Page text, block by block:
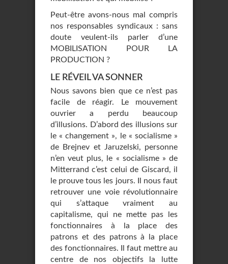
Peut-être avons-nous mal compris
nos responsables syndicaux : sans
doute veulent-ils parler d’une
MOBILISATION POUR LA
PRODUCTION ?
LE RÉVEIL VA SONNER
Nous savons bien que ce n’est pas
facile de réagir. Le mouvement
ouvrier a perdu beaucoup
d’illusions. D’abord des illusions sur
le « changement », le « socialisme »
de Brejnev et Jaruzelski, personne
n’en veut plus, le « socialisme » de
Mitterrand c’est celui de Giscard, il
le prouve tous les jours. Il nous faut
retrouver une voie révolutionnaire
qui s’attaque vraiment au
capitalisme, qui ne mette pas les
fonctionnaires à la place des
patrons et des patrons à la place
des fonctionnaires. Il faut mettre au
centre de nos objectifs la lutte